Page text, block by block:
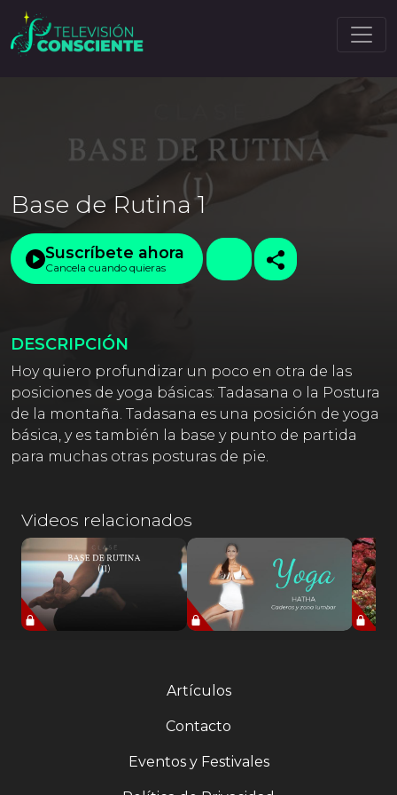
Base de Rutina 1
Suscríbete ahora
Cancela cuando quieras
DESCRIPCIÓN
Hoy quiero profundizar un poco en otra de las
posiciones de yoga básicas: Tadasana o la Postura
de la montaña. Tadasana es una posición de yoga
básica, y es también la base y punto de partida
para muchas otras posturas de pie.
Videos relacionados
Artículos
Contacto
Eventos y Festivales